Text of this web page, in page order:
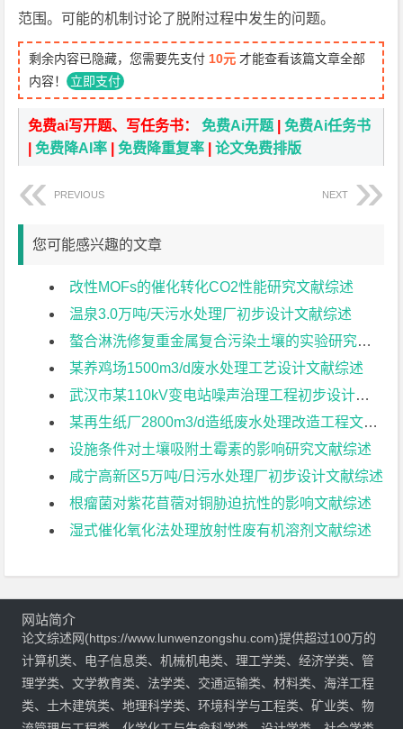
范围。可能的机制讨论了脱附过程中发生的问题。
剩余内容已隐藏，您需要先支付 10元 才能查看该篇文章全部
内容！ 立即支付
免费ai写开题、写任务书：免费Ai开题 |免费Ai任务书
|免费降AI率 |免费降重复率 |论文免费排版
PREVIOUS NEXT
您可能感兴趣的文章
改性MOFs的催化转化CO2性能研究文献综述
温泉3.0万吨/天污水处理厂初步设计文献综述
螯合淋洗修复重金属复合污染土壤的实验研究文献综述
某养鸡场1500m3/d废水处理工艺设计文献综述
武汉市某110kV变电站噪声治理工程初步设计文献综述
某再生纸厂2800m3/d造纸废水处理改造工程文献综述
设施条件对土壤吸附土霉素的影响研究文献综述
咸宁高新区5万吨/日污水处理厂初步设计文献综述
根瘤菌对紫花苜蓿对铜胁迫抗性的影响文献综述
湿式催化氧化法处理放射性废有机溶剂文献综述
网站简介
论文综述网(https://www.lunwenzongshu.com)提供超过100万的
计算机类、电子信息类、机械机电类、理工学类、经济学类、管
理学类、文学教育类、法学类、交通运输类、材料类、海洋工程
类、土木建筑类、地理科学类、环境科学与工程类、矿业类、物